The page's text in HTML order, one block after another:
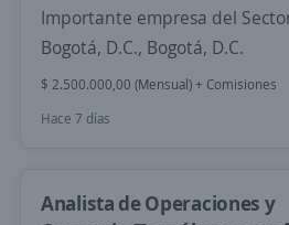
Importante empresa del
Bogotá, D.C., Bogotá, D.C.
$ 2.500.000,00 (Mensual) + Comisiones
Hace 7 días
Analista de Operaciones y